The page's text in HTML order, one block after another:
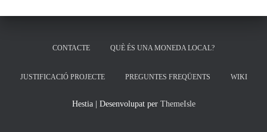
CONTACTE QUÈ ÉS UNA MONEDA LOCAL?
JUSTIFICACIÓ PROJECTE PREGUNTES FREQÜENTS WIKI
Hestia | Desenvolupat per ThemeIsle